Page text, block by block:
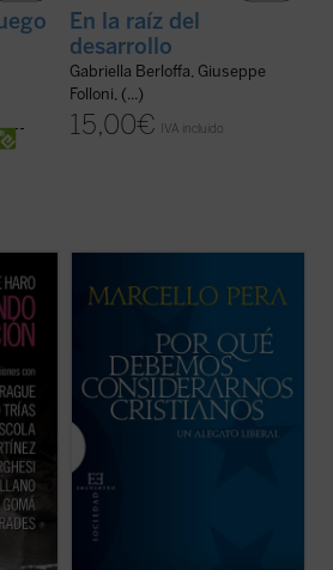
En la raíz del
desarrollo
Gabriella Berloffa, Giuseppe
Folloni, (...)
15,00€ IVA incluido
a
en
libro
(ver
cristianos? Hoy somos liberales y, por
consiguiente, no necesitamos dirigirnos al
derechos y libertades fundamentales.
Somos laicos y, en consecuencia, podemos
considerar las ...(ver ficha)